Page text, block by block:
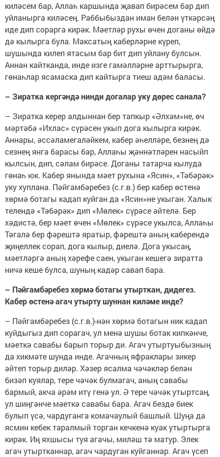
киләсем бар, Аллаһ каршында җавап бирәсем бар дип
уйланырга киләсең. Раббыбыздан иман белән үткәрсәң
иде дип сорарга кирәк. Мәетләр рухы өчен доганы өйдә
дә кылырга була. Максатың каберләрне күреп,
шушында килеп ятасым бар бит дип уйлану булсын.
Аннан кайтканда, инде изге гамәлләрне арттырырга,
гөнаһлар ясамаска дип кайтырга тиеш адәм баласы.
– Зиратка кергәндә нин­ди догалар уку дөрес санала?
– Зиратка керер алдыннан бер тапкыр «Әлхәм»не, өч
мәртәбә «Ихлас» сүрәсен укып дога кылырга кирәк.
Аннары, әссәламегаләйкем, кабер әһелләре, безнең дә
сезнең янга барасы бар, Аллаһы җәннәтләрен насыйп
кылсын, дип, сәлам бирәсе. Доганы татарча кылуда
гөнаһ юк. Кабер янында мәет рухына «Ясин», «Тәбәрәк»
уку хуплана. Пәйгамбәребез (с.г.в.) бер кабер өстенә
хөрмә ботагы кадап куйган да «Ясин»не укыган. Халык
телендә «Тәбәрәк» дип «Мөлек» сүрәсе әйтелә. Бер
хәдистә, бер мәет өчен «Мөлек» сүрәсе укылса, Аллаһы
Тәгалә бер фәрештә яратыр, фәрештә аның каберендә
җиңеллек сорап, дога кылыр, диелә. Дога укысаң,
мәетләргә аның хәрефе саен, укыган кешегә зиратта
ничә кеше булса, шуның кадәр савап бара.
– Пәйгамбәребез хөрмә ботагы утырткан, дидегез.
Кабер өстенә агач утырту шуннан киләме инде?
– Пәйгамбәребез (с.г.в.)-нән хөрмә ботагын ник кадап
куйдыгыз дип сорагач, ул менә шушы ботак кипкәнче,
мәеткә савабы барып торыр ди. Агач утыртуыбызның
да хикмәте шунда инде. Агачның яфраклары зикер
әйтеп торыр диләр. Хәзер ясалма чәчәкләр белән
бизәп куялар, тере чәчәк булмагач, аның савабы
бармый, акча әрәм итү генә ул. Ә тере чәчәк утыртсаң,
ул шиңгәнче мәеткә савабы бара. Агач бездә биек
булып үсә, чардуганга комачаулый башлый. Шуңа да
ясмин кебек таралмый торган кечкенә куак утыртырга
кирәк. Иң яхшысы туя агачы, миләш тә матур. Элек
агач утыртканнар, агач чардуган куйганнар. Агач үсеп